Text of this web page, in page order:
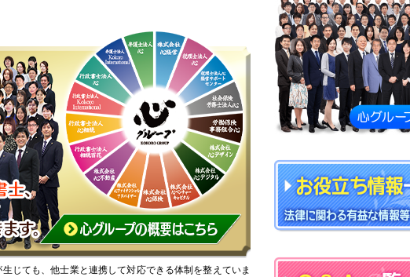
じても、他士業と連携して対応できる体制を整えていま